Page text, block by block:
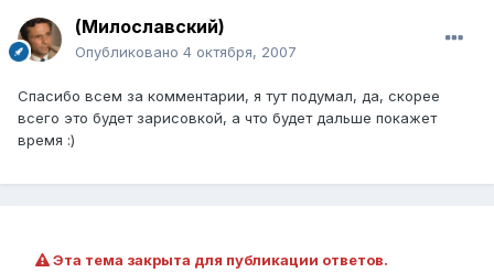
(Милославский)
Опубликовано 4 октября, 2007
Спасибо всем за комментарии, я тут подумал, да, скорее
всего это будет зарисовкой, а что будет дальше покажет
время :)
Эта тема закрыта для публикации ответов.